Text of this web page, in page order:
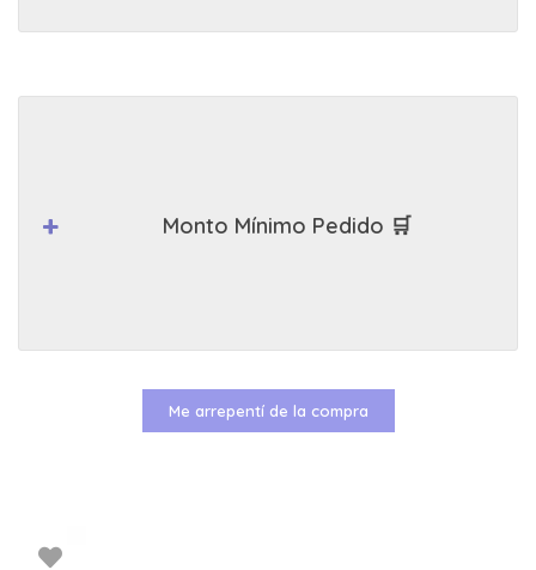
Monto Mínimo Pedido 🛒
Me arrepentí de la compra